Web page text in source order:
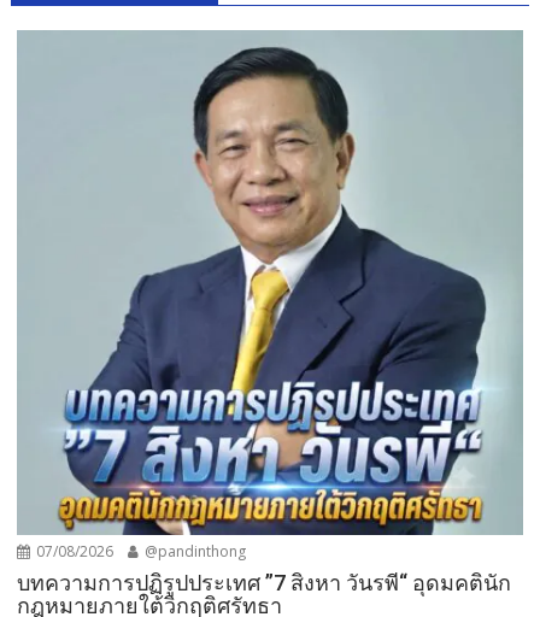
07/08/2026 @pandinthong
บทความการปฏิรูปประเทศ ”7 สิงหา วันรพี“ อุดมคตินัก
กฎหมายภายใต้วิกฤติศรัทธา